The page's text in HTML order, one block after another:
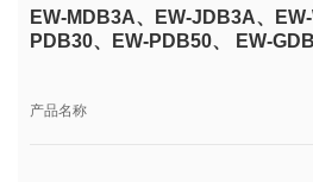
EW-MDB3A、 EW-JDB3A、
PDB30、
EW-PDB50、 EW-
产品名称